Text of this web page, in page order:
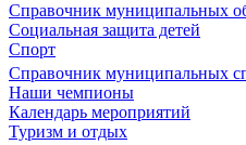
Справочник муниципальных
Социальная защита детей
Спорт
Справочник муниципальных
Наши чемпионы
Календарь мероприятий
Туризм и отдых